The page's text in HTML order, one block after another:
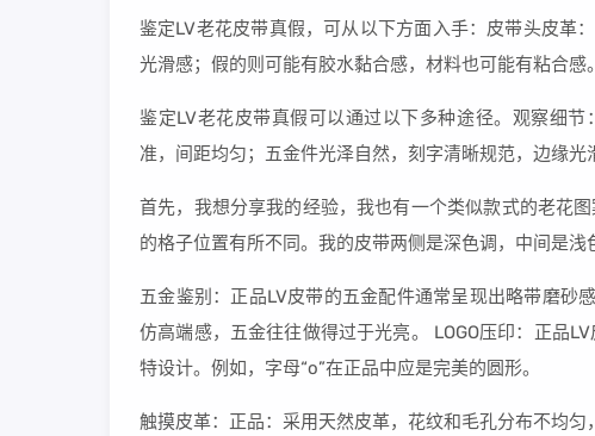
鉴定LV老花皮带真假，可从以下方面入手：皮带头皮革
光滑感；假的则可能有胶水黏合感，材料也可能有粘合感。
鉴定LV老花皮带真假可以通过以下多种途径。观察细
准，间距均匀；五金件光泽自然，刻字清晰规范，边缘
首先，我想分享我的经验，我也有一个类似款式的老花
的格子位置有所不同。我的皮带两侧是深色调，中间是浅
五金鉴别：正品LV皮带的五金配件通常呈现出略带磨砂
仿高端感，五金往往做得过于光亮。 LOGO压印：正品
特设计。例如，字母“o”在正品中应是完美的圆形。
触摸皮革：正品：采用天然皮革，花纹和毛孔分布不均